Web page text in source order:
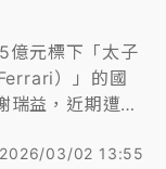
億元標下「太子
）」的國
瑞益，近期遭遇
194萬元收購
水車，沒想到
2026/03/02 13:55